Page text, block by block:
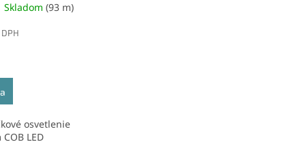
m, 10mm
Skladom(93 m)
osvetlenie
LED